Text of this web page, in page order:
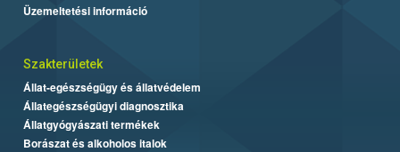
Üzemeltetési információ
Szakterületek
Állat-egészségügy és állatvédelem
Állategészségügyi diagnosztika
Állatgyógyászati termékek
Borászat és alkoholos italok